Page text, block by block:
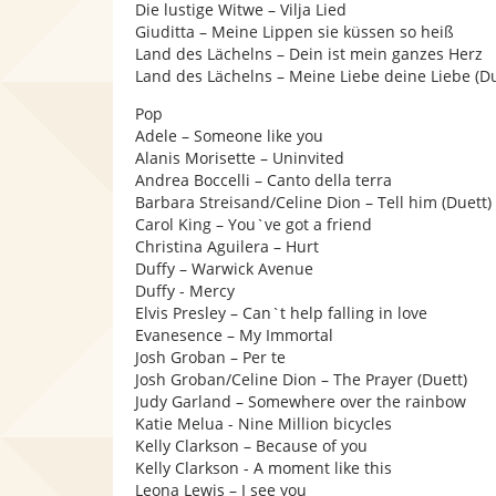
Die lustige Witwe – Vilja Lied
Giuditta – Meine Lippen sie küssen so heiß
Land des Lächelns – Dein ist mein ganzes Herz
Land des Lächelns – Meine Liebe deine Liebe
Pop
Adele – Someone like you
Alanis Morisette – Uninvited
Andrea Boccelli – Canto della terra
Barbara Streisand/Celine Dion – Tell him (Duett)
Carol King – You`ve got a friend
Christina Aguilera – Hurt
Duffy – Warwick Avenue
Duffy - Mercy
Elvis Presley – Can`t help falling in love
Evanesence – My Immortal
Josh Groban – Per te
Josh Groban/Celine Dion – The Prayer (Duett)
Judy Garland – Somewhere over the rainbow
Katie Melua - Nine Million bicycles
Kelly Clarkson – Because of you
Kelly Clarkson - A moment like this
Leona Lewis – I see you